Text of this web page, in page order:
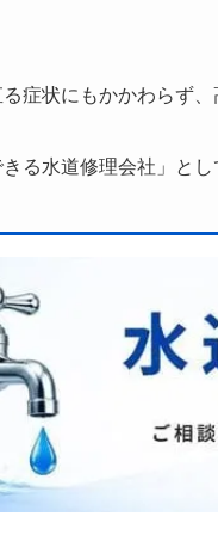
症状にもかかわらず
きる水道修理会社」と